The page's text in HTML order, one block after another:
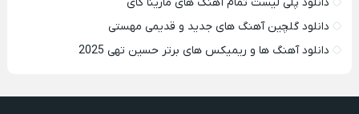
دانلود گلچین آهنگ های جدید و قدیمی مهستی
دانلود آهنگ ها و ریمیکس های برتر حسین تهی 2025